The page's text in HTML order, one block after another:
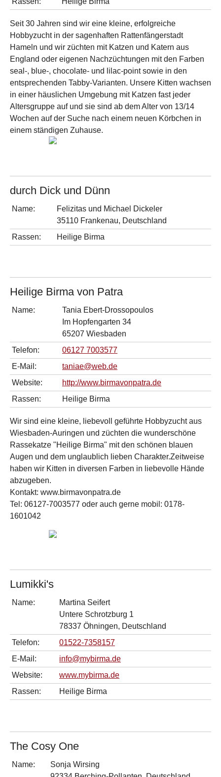
Seit 30 Jahren sind wir eine kleine, erfolgreiche
Hobbyzucht in der sagenhaften Rattenfängerstadt
Hameln und wir züchten mit Katzen und Katern aus
England oder eigenen Nachzüchtungen mit den Farben
seal-, blue-, chocolate- und lilac-point sowie in den
entsprechenden Tabby-Varianten. Unsere Kitten wachsen
in einer häuslichen Umgebung mit Katzen fast jeder
Altersgruppe auf und sie sind ab dem Alter von 13/14
Wochen auf der Suche nach einem neuen Körbchen in
einem ständigen Zuhause.
durch Dick und Dünn
Name:
Felizitas und Michael Dickeler
35110 Frankenau, Deutschland
Rassen:
Heilige Birma
Heilige Birma von Patra
Name:
Tania Ebert-Drossopoulos
Im Hopfengarten 34
65207 Wiesbaden
Telefon:
06127 7003577
E-Mail:
taniae@web.de
Website:
http://www.birmavonpatra.de
Rassen:
Heilige Birma
Wir sind eine kleine, liebevoll geführte Hobbyzucht aus
Wiesbaden-Auringen und züchten die wunderschöne
Rassekatze "Heilige Birma" mit den schönen blauen
Augen und dem unglaublich lieben Charakter.Zeitweise
haben wir Kitten in diversen Farben in liebevolle Hände
abzugeben.
Kontakt: www.birmavonpatra.de
Tel: 06127-7003577 oder auch gerne mobil: 0178-
1601042
Lumikki's
Name:
Martina Seifert
Untere Schrotzburg 1
78337 Öhningen, Deutschland
Telefon:
01522-7358157
E-Mail:
info@mybirma.de
Website:
www.mybirma.de
Rassen:
Heilige Birma
The Cosy One
Name:
Sonja Wirsing